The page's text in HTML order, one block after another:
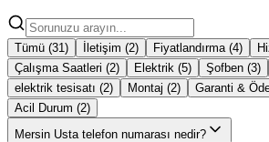
Tümü (31) İletişim (2) Fiyatlandırma (4)
Çalışma Saatleri (2) Elektrik (5) Şofben (3)
elektrik tesisatı (2) Montaj (2) Garanti &
Acil Durum (2)
Mersin Usta telefon numarası nedir?